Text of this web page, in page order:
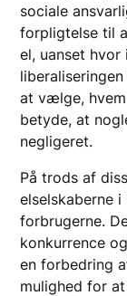
sociale
forpligtelse til
el, uanset hvor
at vælge,
betyde, at
negligeret.
På trods af
elselskaberne
forbrugerne.
konkurrence
en forbedring
mulighed for